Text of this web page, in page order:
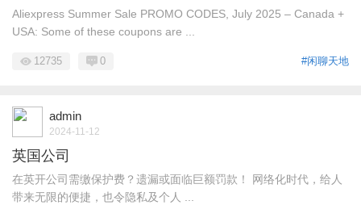
Aliexpress Summer Sale PROMO CODES, July 2025 – Canada +
USA: Some of these coupons are ...
#闲聊天地
12735 0
admin
2024-11-12
英国公司
在英开公司需缴保护费？遗漏或面临巨额罚款！ 网络化时代，给人
带来无限的便捷，也令隐私及个人 ...